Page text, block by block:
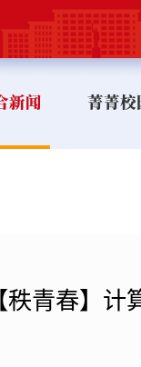
新闻 菁菁校
秩青春】